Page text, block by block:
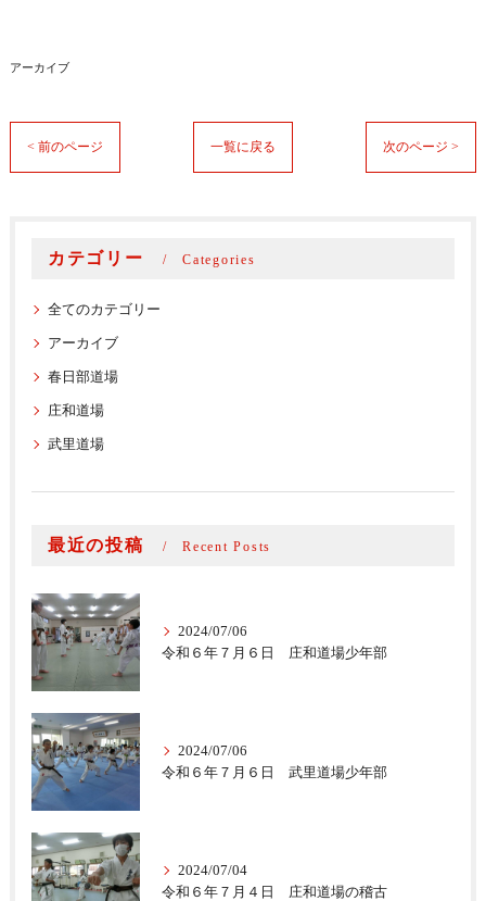
アーカイブ
< 前のページ 一覧に戻る 次のページ >
カテゴリー Categories
全てのカテゴリー
アーカイブ
春日部道場
庄和道場
武里道場
最近の投稿 Recent Posts
2024/07/06
令和６年７月６日 庄和道場少年部
2024/07/06
令和６年７月６日 武里道場少年部
2024/07/04
令和６年７月４日 庄和道場の稽古